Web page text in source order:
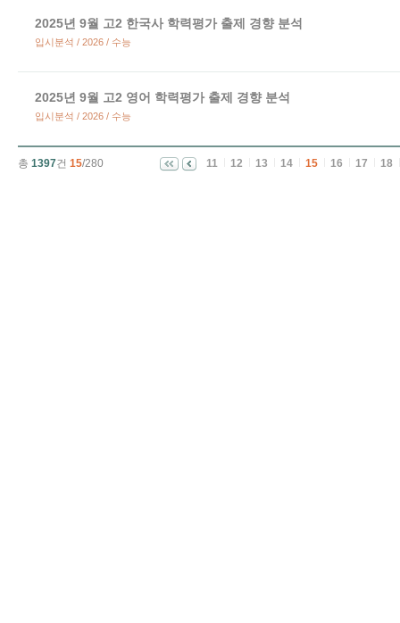
2025년 9월 고2 한국사 학력평가 출제 경향 분석
입시분석 / 2026 / 수능
2025년 9월 고2 영어 학력평가 출제 경향 분석
입시분석 / 2026 / 수능
총 1397건 15/280 11 12 13 14 15 16 17 18